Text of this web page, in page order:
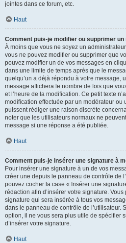
jointes dans ce forum, etc.
Haut
Comment puis-je modifier ou supprimer un
À moins que vous ne soyez un
vous ne pouvez modifier ou supprimer que
pouvez modifier un de vos messages en
dans une limite de temps après que le
quelqu’un a déjà répondu à votre message,
message affichera le nombre de fois que
et l’heure de la modification. Ce petit texte
modification effectuée par un modérateur ou
puissent rédiger une raison discrète
noter que les utilisateurs normaux ne
message si une réponse a été publiée.
Haut
Comment puis-je insérer une signature à
Pour insérer une signature à un de vos
créer une depuis le panneau de contrôle de
pouvez cocher la case « Insérer une
rédaction afin d’insérer votre signature.
signature qui sera insérée à tous vos
dans le panneau de contrôle de l’utilisateur.
option, il ne vous sera plus utile de spécifier
d’insérer votre signature.
Haut